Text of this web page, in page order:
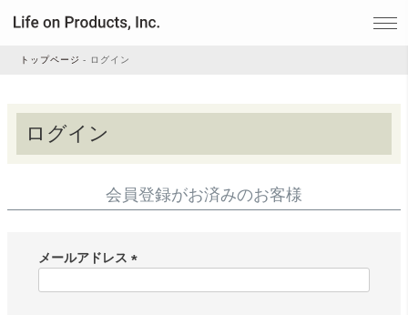
家電
ビューティー
トップページ ログイン
ログイン
会員登録がお済みのお客様
メールアドレス